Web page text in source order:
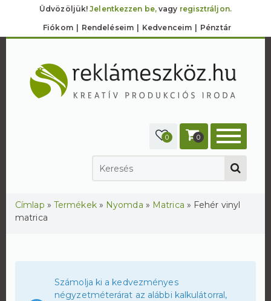
Üdvözöljük!Jelentkezzen be,vagy regisztráljon.
Fiókom Rendeléseim Kedvenceim Pénztár
0 0
Jelenlegi hely
Címlap » Termékek » Nyomda » Matrica » Fehér vinyl
matrica
Számolja ki a kedvezményes
négyzetméterárat az alábbi kalkulátorral,